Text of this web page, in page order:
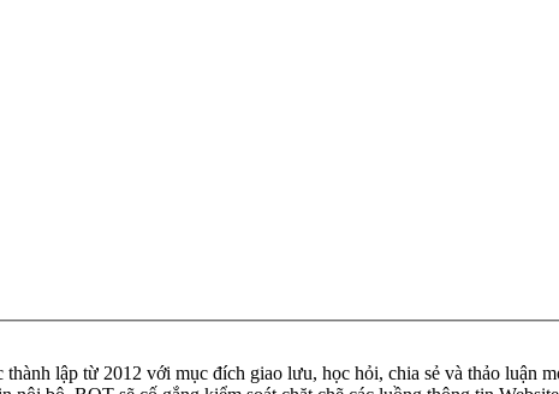
lập từ 2012 với mục đích giao lưu, học hỏi, chia sẻ và thảo luận